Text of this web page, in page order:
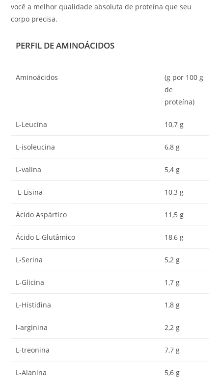
você a melhor qualidade absoluta de proteína que seu
corpo precisa.
PERFIL DE AMINOÁCIDOS
Aminoácidos
(g por 100 g
de
proteína)
L-Leucina 10,7 g
L-isoleucina 6,8 g
L-valina 5,4 g
L-Lisina 10,3 g
Ácido Aspártico 11,5 g
Ácido L-Glutâmico 18,6 g
L-Serina 5,2 g
L-Glicina 1,7 g
L-Histidina 1,8 g
l-arginina 2,2 g
L-treonina 7,7 g
L-Alanina 5,6 g